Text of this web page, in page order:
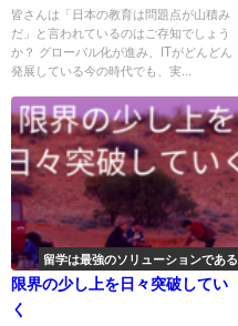
皆さんは「日本の教育は問題点が山積み
だ」と言われているのはご存知でしょう
か？ グローバル化が進み、ITがどんどん
発展している今の時代でも、実...
留学は最強のソリューションである
限界の少し上を日々突破してい
く